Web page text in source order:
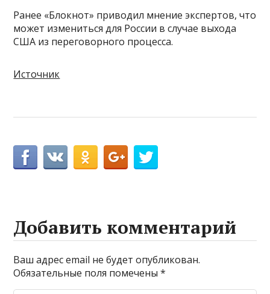
Ранее «Блокнот» приводил мнение экспертов, что
может измениться для России в случае выхода
США из переговорного процесса.
Источник
Добавить комментарий
Ваш адрес email не будет опубликован.
Обязательные поля помечены*